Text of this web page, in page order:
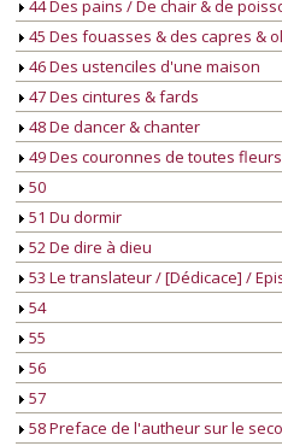
44 Des pains / De chair & de
45 Des fouasses & des capres &
46 Des ustenciles d'une maison
47 Des cintures & fards
48 De dancer & chanter
49 Des couronnes de toutes fleurs
50
51 Du dormir
52 De dire à dieu
53 Le translateur / [Dédicace] /
54
55
56
57
58 Preface de l'autheur sur le